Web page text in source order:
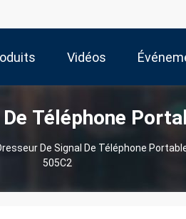
Vidéos
Téléphone
De Signal De Téléphone
505C2